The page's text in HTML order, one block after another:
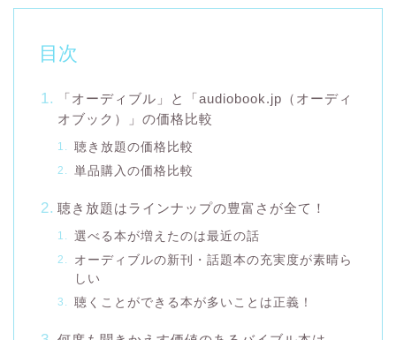
目次
「オーディブル」と「audiobook.jp（オーディ
オブック）」の価格比較
聴き放題の価格比較
単品購入の価格比較
聴き放題はラインナップの豊富さが全て！
選べる本が増えたのは最近の話
オーディブルの新刊・話題本の充実度が素晴ら
しい
聴くことができる本が多いことは正義！